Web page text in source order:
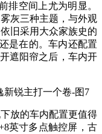
排空间上尤为明显。
灰三种主题，与外观
旧采用大众家族史的
是在的。车内还配置
遮阳帘之后，车内开
放的车内配置更值得
英寸多点触控屏，古